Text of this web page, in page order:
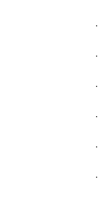
・
・
・
・
・
・